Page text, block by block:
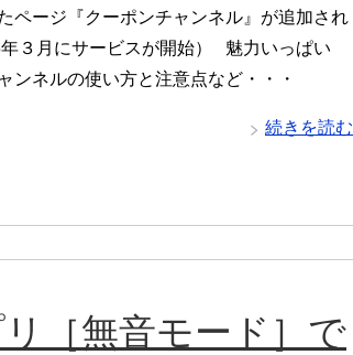
ページ『クーポンチャンネル』が追加され
３月にサービスが開始） 魅力いっぱい
ンネルの使い方と注意点など・・・
続きを読む
［無音モード］で